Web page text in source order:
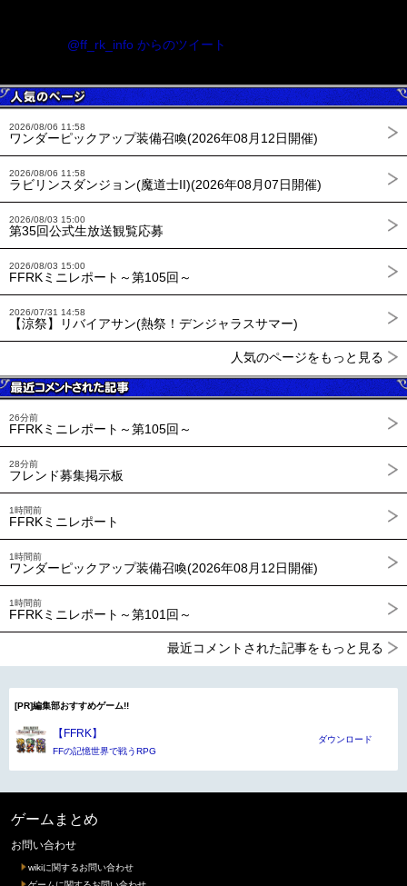
@ff_rk_info からのツイート
2026/08/06 11:58
ワンダーピックアップ装備召喚(2026年08月12日開催)
2026/08/06 11:58
ラビリンスダンジョン(魔道士II)(2026年08月07日開催)
2026/08/03 15:00
第35回公式生放送観覧応募
2026/08/03 15:00
FFRKミニレポート～第105回～
2026/07/31 14:58
【涼祭】リバイアサン(熱祭！デンジャラスサマー)
人気のページをもっと見る
26分前
FFRKミニレポート～第105回～
28分前
フレンド募集掲示板
1時間前
FFRKミニレポート
1時間前
ワンダーピックアップ装備召喚(2026年08月12日開催)
1時間前
FFRKミニレポート～第101回～
最近コメントされた記事をもっと見る
[PR]編集部おすすめゲーム!!
【FFRK】
FFの記憶世界で戦うRPG
ダウンロード
ゲームまとめ
お問い合わせ
wikiに関するお問い合わせ